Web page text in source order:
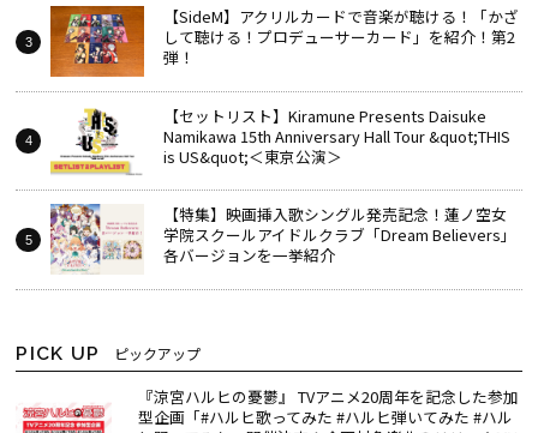
【SideM】アクリルカードで音楽が聴ける！「かざ
して聴ける！プロデューサーカード」を紹介！第2
弾！
【セットリスト】Kiramune Presents Daisuke
Namikawa 15th Anniversary Hall Tour &quot;THIS
is US&quot;＜東京公演＞
【特集】映画挿入歌シングル発売記念！蓮ノ空女
学院スクールアイドルクラブ「Dream Believers」
各バージョンを一挙紹介
PICK UP ピックアップ
『涼宮ハルヒの憂鬱』 TVアニメ20周年を記念した参加
型企画「#ハルヒ歌ってみた #ハルヒ弾いてみた #ハル